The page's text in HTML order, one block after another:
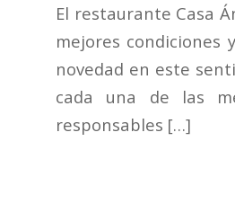
El restaurante Casa
mejores condiciones
novedad en este
cada una de las
responsables […]